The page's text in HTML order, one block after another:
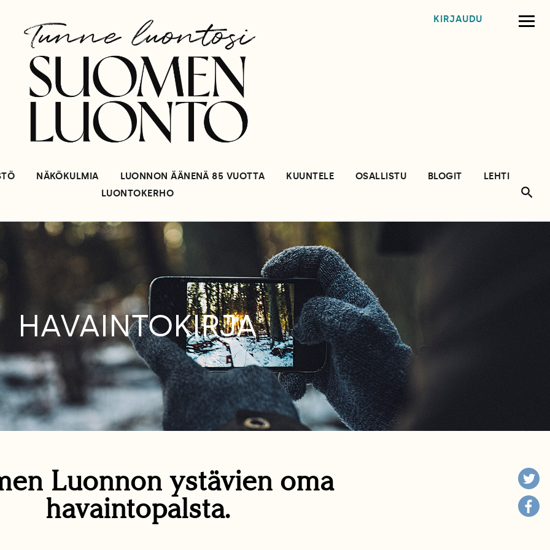
KIRJAUDU
NÄKÖKULMIA LUONNON ÄÄNENÄ 85 VUOTTA KUUNTELE OSALLISTU BLOGIT
LEHTI
LUONTOKERHO
HAVAINTOKIRJA
Luonnon ystävien oma
havaintopalsta.